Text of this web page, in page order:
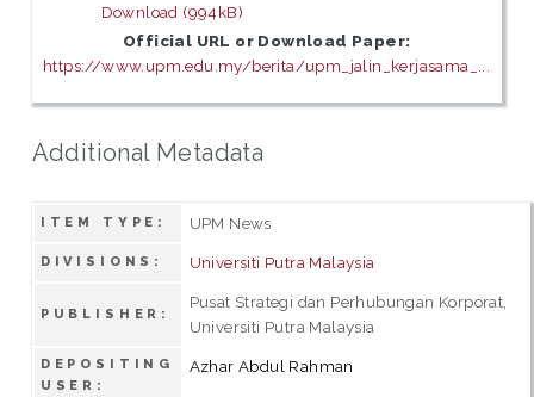
Download (994kB)
Official URL or Download Paper:
https://www.upm.edu.my/berita/upm_jalin_kerjasama_...
Additional Metadata
ITEM TYPE: UPM News
DIVISIONS: Universiti Putra Malaysia
PUBLISHER:
Pusat Strategi dan Perhubungan Korporat,
Universiti Putra Malaysia
DEPOSITING
USER:
Azhar Abdul Rahman